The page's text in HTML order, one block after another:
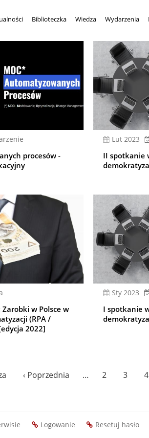
Biblioteczka Wiedza Wydarzenia
procesów -
lut 2023
II spotkanie
w Polsce w
(RPA /
2022]
sty 2023
I spotkanie
Poprzednia
‹ Poprzednia … Page
2 Page
3 4
Logowanie Resetuj hasło